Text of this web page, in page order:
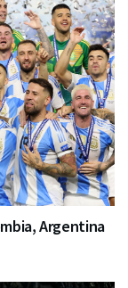
Argentina